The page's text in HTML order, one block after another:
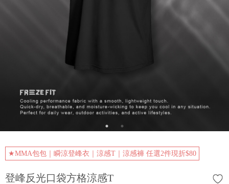
★MMA包包｜瞬涼登峰衣｜涼感T｜涼感褲 任選2件現折$80
登峰反光口袋方格涼感T